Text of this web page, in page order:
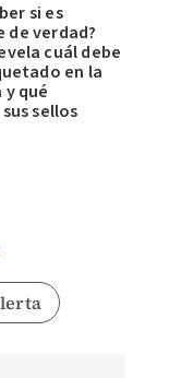
si es
de verdad?
cuál debe
en la
qué
sellos